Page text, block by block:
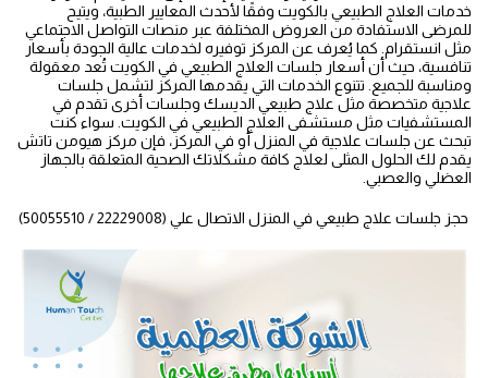
خدمات العلاج الطبيعي بالكويت وفقًا لأحدث المعايير الطبية، ويتيح
للمرضى الاستفادة من العروض المختلفة عبر منصات التواصل الاجتماعي
مثل انستقرام. كما يُعرف عن المركز توفيره لخدمات عالية الجودة بأسعار
تنافسية، حيث أن أسعار جلسات العلاج الطبيعي في الكويت تُعد معقولة
ومناسبة للجميع. تتنوع الخدمات التي يقدمها المركز لتشمل جلسات
علاجية متخصصة مثل علاج طبيعي الديسك وجلسات أخرى تقدم في
المستشفيات مثل مستشفى العلاج الطبيعي في الكويت. سواء كنت
تبحث عن جلسات علاجية في المنزل أو في المركز، فإن مركز هيومن تاتش
يقدم لك الحلول المثلى لعلاج كافة مشكلاتك الصحية المتعلقة بالجهاز
العضلي والعصبي.
حجز جلسات علاج طبيعي في المنزل الاتصال علي (22229008 / 50055510)